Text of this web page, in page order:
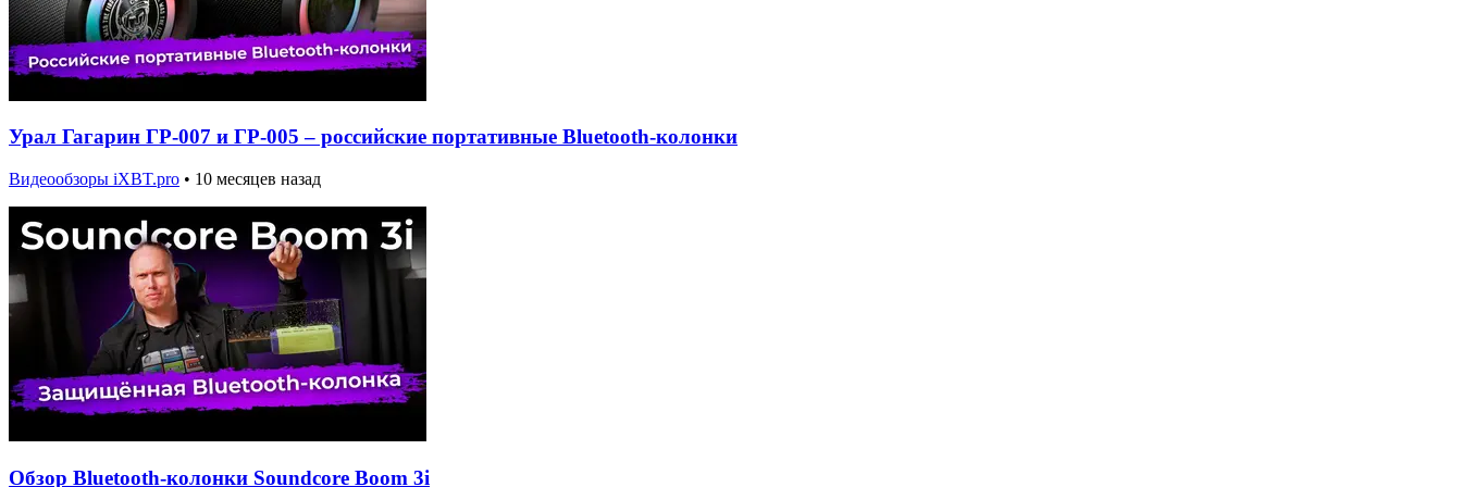
Урал Гагарин ГР-007 и ГР-005 – российские портативные Bluetooth-колонки
Видеообзоры iXBT.pro • 10 месяцев назад
Обзор Bluetooth-колонки Soundcore Boom 3i